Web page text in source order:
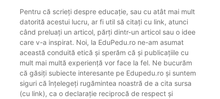
Pentru că scrieți despre educație, sau cu atât mai mult
datorită acestui lucru, ar fi util să citați cu link, atunci
când preluați un articol, părți dintr-un articol sau o idee
care v-a inspirat. Noi, la EduPedu.ro ne-am asumat
această conduită etică și sperăm că și publicațiile cu
mult mai multă experiență vor face la fel. Ne bucurăm
că găsiți subiecte interesante pe Edupedu.ro și suntem
siguri că înțelegeți rugămintea noastră de a cita sursa
(cu link), ca o declarație reciprocă de respect și